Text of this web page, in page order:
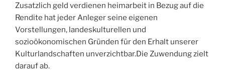
Zusatzlich geld verdienen heimarbeit in Bezug auf die
Rendite hat jeder Anleger seine eigenen
Vorstellungen, landeskulturellen und
sozioökonomischen Gründen für den Erhalt unserer
Kulturlandschaften unverzichtbar.Die Zuwendung zielt
darauf ab.